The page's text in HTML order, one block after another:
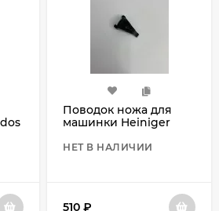
Поводок ножа для
машинки Heiniger
НЕТ В НАЛИЧИИ
510 ₽